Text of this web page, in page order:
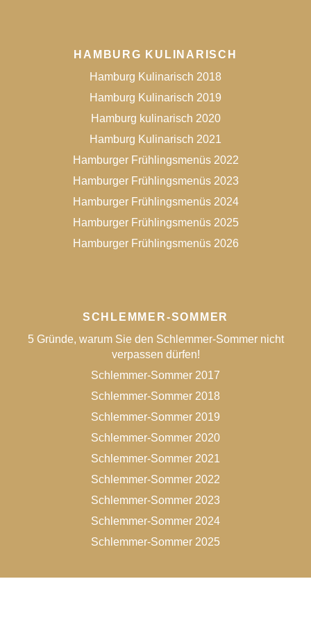
HAMBURG KULINARISCH
Hamburg Kulinarisch 2018
Hamburg Kulinarisch 2019
Hamburg kulinarisch 2020
Hamburg Kulinarisch 2021
Hamburger Frühlingsmenüs 2022
Hamburger Frühlingsmenüs 2023
Hamburger Frühlingsmenüs 2024
Hamburger Frühlingsmenüs 2025
Hamburger Frühlingsmenüs 2026
SCHLEMMER-SOMMER
5 Gründe, warum Sie den Schlemmer-Sommer nicht
verpassen dürfen!
Schlemmer-Sommer 2017
Schlemmer-Sommer 2018
Schlemmer-Sommer 2019
Schlemmer-Sommer 2020
Schlemmer-Sommer 2021
Schlemmer-Sommer 2022
Schlemmer-Sommer 2023
Schlemmer-Sommer 2024
Schlemmer-Sommer 2025